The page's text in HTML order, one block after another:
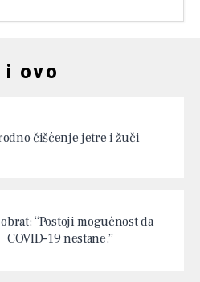
ovo
čišćenje jetre i žuči
“Postoji mogućnost da
COVID-19 nestane.”